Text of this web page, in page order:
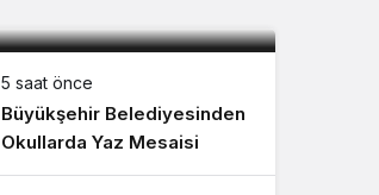
5 saat önce
Büyükşehir Belediyesinden
Okullarda Yaz Mesaisi